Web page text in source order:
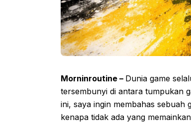
Morninroutine – Dunia game
tersembunyi di antara tumpukan
ini, saya ingin membahas sebuah
kenapa tidak ada yang